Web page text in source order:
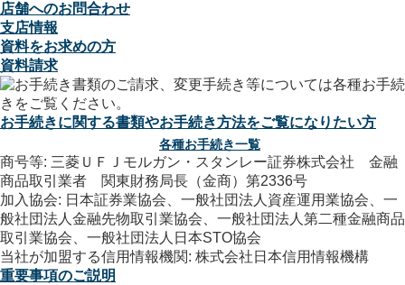
店舗へのお問合わせ
支店情報
資料をお求めの方
資料請求
お手続きに関する書類やお手続き方法をご覧になりたい方
各種お手続き一覧
商号等: 三菱ＵＦＪモルガン・スタンレー証券株式会社 金融
商品取引業者 関東財務局長（金商）第2336号
加入協会: 日本証券業協会、一般社団法人資産運用業協会、一
般社団法人金融先物取引業協会、一般社団法人第二種金融商品
取引業協会、一般社団法人日本STO協会
当社が加盟する信用情報機関: 株式会社日本信用情報機構
重要事項のご説明